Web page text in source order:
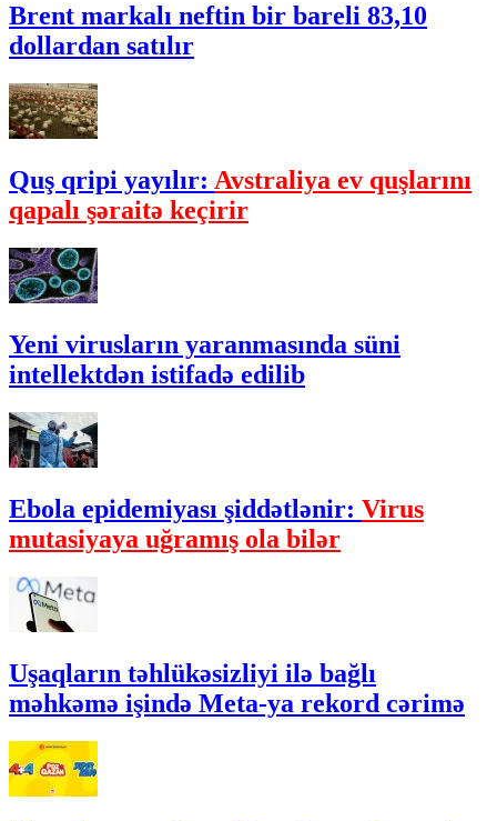
Brent markalı neftin bir bareli 83,10
dollardan satılır
Quş qripi yayılır: Avstraliya ev quşlarını
qapalı şəraitə keçirir
Yeni virusların yaranmasında süni
intellektdən istifadə edilib
Ebola epidemiyası şiddətlənir: Virus
mutasiyaya uğramış ola bilər
Uşaqların təhlükəsizliyi ilə bağlı
məhkəmə işində Meta-ya rekord cərimə